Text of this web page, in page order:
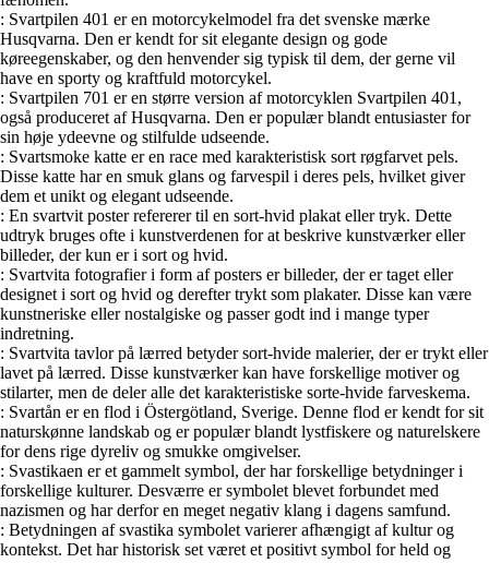
: Svartpilen 401 er en motorcykelmodel fra det svenske mærke
Husqvarna. Den er kendt for sit elegante design og gode
køreegenskaber, og den henvender sig typisk til dem, der gerne vil
have en sporty og kraftfuld motorcykel.
: Svartpilen 701 er en større version af motorcyklen Svartpilen 401,
også produceret af Husqvarna. Den er populær blandt entusiaster for
sin høje ydeevne og stilfulde udseende.
: Svartsmoke katte er en race med karakteristisk sort røgfarvet pels.
Disse katte har en smuk glans og farvespil i deres pels, hvilket giver
dem et unikt og elegant udseende.
: En svartvit poster refererer til en sort-hvid plakat eller tryk. Dette
udtryk bruges ofte i kunstverdenen for at beskrive kunstværker eller
billeder, der kun er i sort og hvid.
: Svartvita fotografier i form af posters er billeder, der er taget eller
designet i sort og hvid og derefter trykt som plakater. Disse kan være
kunstneriske eller nostalgiske og passer godt ind i mange typer
indretning.
: Svartvita tavlor på lærred betyder sort-hvide malerier, der er trykt eller
lavet på lærred. Disse kunstværker kan have forskellige motiver og
stilarter, men de deler alle det karakteristiske sorte-hvide farveskema.
: Svartån er en flod i Östergötland, Sverige. Denne flod er kendt for sit
naturskønne landskab og er populær blandt lystfiskere og naturelskere
for dens rige dyreliv og smukke omgivelser.
: Svastikaen er et gammelt symbol, der har forskellige betydninger i
forskellige kulturer. Desværre er symbolet blevet forbundet med
nazismen og har derfor en meget negativ klang i dagens samfund.
: Betydningen af svastika symbolet varierer afhængigt af kultur og
kontekst. Det har historisk set været et positivt symbol for held og